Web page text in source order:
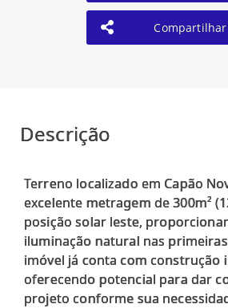
Compartilhar
Descrição
Terreno localizado em Capão
excelente metragem de 300m²
posição solar leste,
iluminação natural nas
imóvel já conta com construção
oferecendo potencial para dar
projeto conforme sua